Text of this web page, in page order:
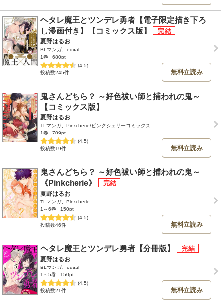
ヘタレ魔王とツンデレ勇者【電子限定描き下ろ
し漫画付き】【コミックス版】
夏野はるお
BLマンガ、equal
1巻
680pt
(4.5)
投稿数245件
無料立読み
鬼さんどちら？ ～好色祓い師と捕われの鬼～
【コミックス版】
夏野はるお
TLマンガ、Pinkcherie/ピンクシェリーコミックス
1巻
709pt
(4.5)
投稿数19件
無料立読み
鬼さんどちら？ ～好色祓い師と捕われの鬼～
《Pinkcherie》
夏野はるお
TLマンガ、Pinkcherie
1～6巻
150pt
(4.5)
投稿数46件
無料立読み
ヘタレ魔王とツンデレ勇者【分冊版】
夏野はるお
BLマンガ、equal
1～5巻
150pt
(4.5)
投稿数21件
無料立読み